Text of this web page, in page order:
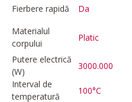
Fierbere rapidă Da
Materialul
corpului
Platic
Putere electrică
(W)
3000.000
Interval de
temperatură
100°C